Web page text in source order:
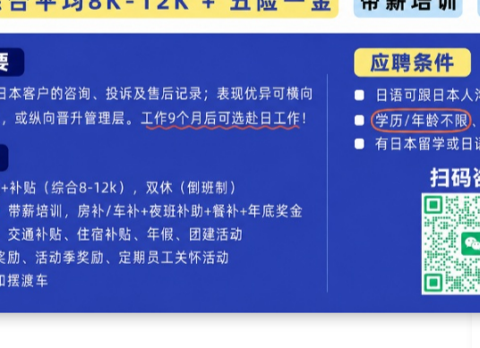
，建议彩色打印出来，有的出入境管理处需要提交翻译公司出具
提交面试合格通知书
合格通知书。假如申请研究生，未拿到合格通知书之前
，可以使用教授或大学发过来的内诺或审查合格的邮件截图。